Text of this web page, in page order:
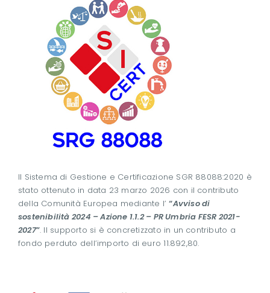
Il Sistema di Gestione e Certificazione SGR 88088:2020 è
stato ottenuto in data 23 marzo 2026 con il contributo
della Comunità Europea mediante l’“Avviso di
sostenibilità 2024 – Azione 1.1.2 – PR Umbria FESR 2021-
2027”. Il supporto si è concretizzato in un contributo a
fondo perduto dell’importo di euro 11.892,80.